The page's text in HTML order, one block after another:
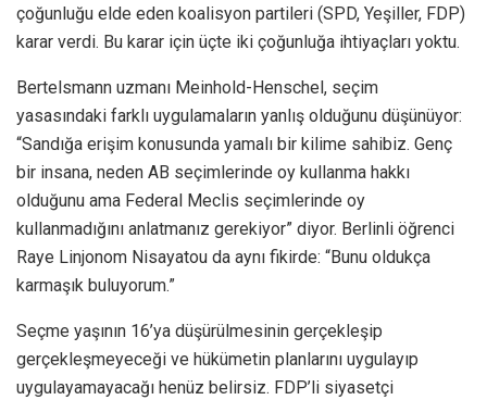
çoğunluğu elde eden koalisyon partileri (SPD, Yeşiller, FDP)
karar verdi. Bu karar için üçte iki çoğunluğa ihtiyaçları yoktu.
Bertelsmann uzmanı Meinhold-Henschel, seçim
yasasındaki farklı uygulamaların yanlış olduğunu düşünüyor:
“Sandığa erişim konusunda yamalı bir kilime sahibiz. Genç
bir insana, neden AB seçimlerinde oy kullanma hakkı
olduğunu ama Federal Meclis seçimlerinde oy
kullanmadığını anlatmanız gerekiyor” diyor. Berlinli öğrenci
Raye Linjonom Nisayatou da aynı fikirde: “Bunu oldukça
karmaşık buluyorum.”
Seçme yaşının 16’ya düşürülmesinin gerçekleşip
gerçekleşmeyeceği ve hükümetin planlarını uygulayıp
uygulayamayacağı henüz belirsiz. FDP’li siyasetçi